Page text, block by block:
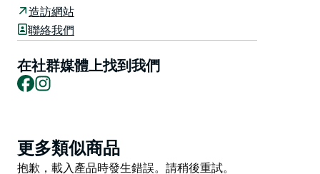
穿梭於 65 個攤位之間，品嚐當地最優質的農產品，感受
輕鬆愜意的氛圍，讓您的味蕾盡情享受。在八個美食攤位
中挑選一家，享用一杯咖啡和一份美味的早餐，然後在巨
大的無花果樹下坐下來，欣賞精彩的現場音樂表演。之
後，別忘了去兒童樂園 (Kids' Plot) 逛逛，畢竟，孩子開
於支持當地農民、社區以及更永續的未來。
造訪網站
聯絡我們
在社群媒體上找到我們
Facebook
Product
List
更多類似商品
Product
抱歉，載入產品時發生錯誤。請稍後重試。